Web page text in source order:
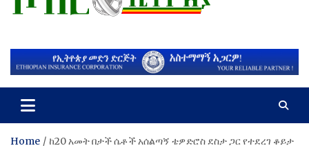
ሶከር ኢትዮጵያ
Home ከ20 አመት በታች ሴቶች አሰልጣኝ ቴዎድሮስ ደስታ ጋር የተደረገ ቆይታ